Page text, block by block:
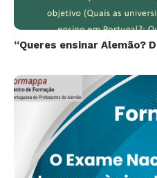
“Queres ensinar Alemão?